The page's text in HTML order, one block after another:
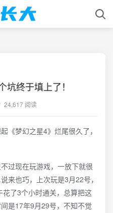
坑终于填上了！
24,617 阅读
《梦幻之星4》烂尾很久了，
现在玩游戏，一放下就很
也巧，上次玩是3月22号，
了3个小时通关，总算把这
是17年9月29号，不知不觉